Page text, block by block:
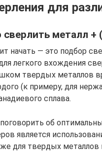
для
сверлить металл +
начать — это подбор
легкого вхождения
твердых металлов
(к примеру, для
сплава.
об
является
для твердых